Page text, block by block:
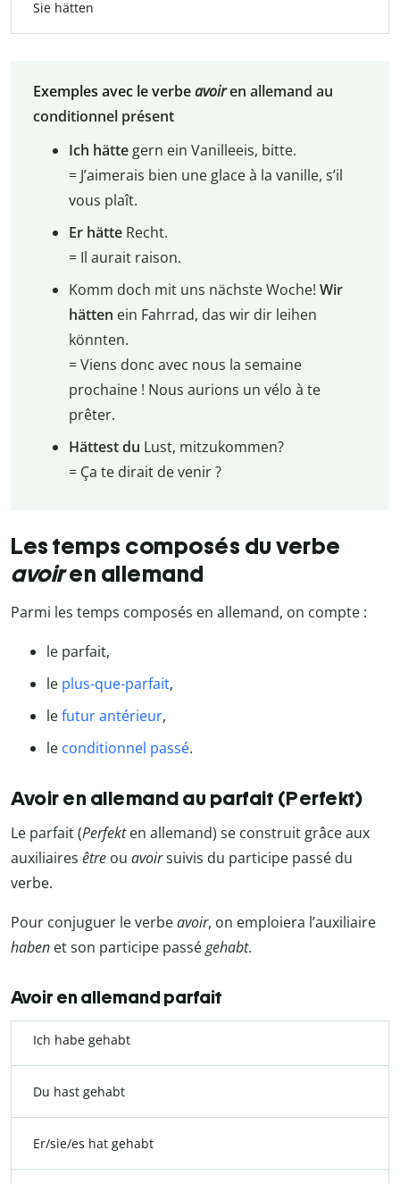
Sie hätten
Exemples avec le verbeavoiren allemand au
conditionnel présent
Ich hättegern ein Vanilleeis, bitte.
= J’aimerais bien une glace à la vanille, s’il
vous plaît.
Er hätteRecht.
= Il aurait raison.
Komm doch mit uns nächste Woche! Wir
hätten ein Fahrrad, das wir dir leihen
könnten.
= Viens donc avec nous la semaine
prochaine ! Nous aurions un vélo à te
prêter.
Hättestdu Lust, mitzukommen?
= Ça te dirait de venir ?
Les temps composés du verbe
avoiren allemand
Parmi les temps composés en allemand, on compte :
le parfait,
le plus-que-parfait,
lefutur antérieur,
le conditionnel passé.
Avoir en allemand au parfait (Perfekt)
Le parfait (Perfekten allemand) se construit grâce aux
auxiliaires être ou avoirsuivis du participe passé du
verbe.
Pour conjuguer le verbeavoir, on emploiera l’auxiliaire
haben et son participe passégehabt.
Avoir en allemand parfait
Ich habe gehabt
Du hast gehabt
Er/sie/es hat gehabt